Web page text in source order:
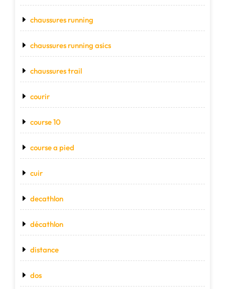
chaussures running
chaussures running asics
chaussures trail
courir
course 10
course a pied
cuir
decathlon
décathlon
distance
dos